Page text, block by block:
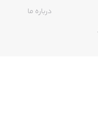
درباره ما